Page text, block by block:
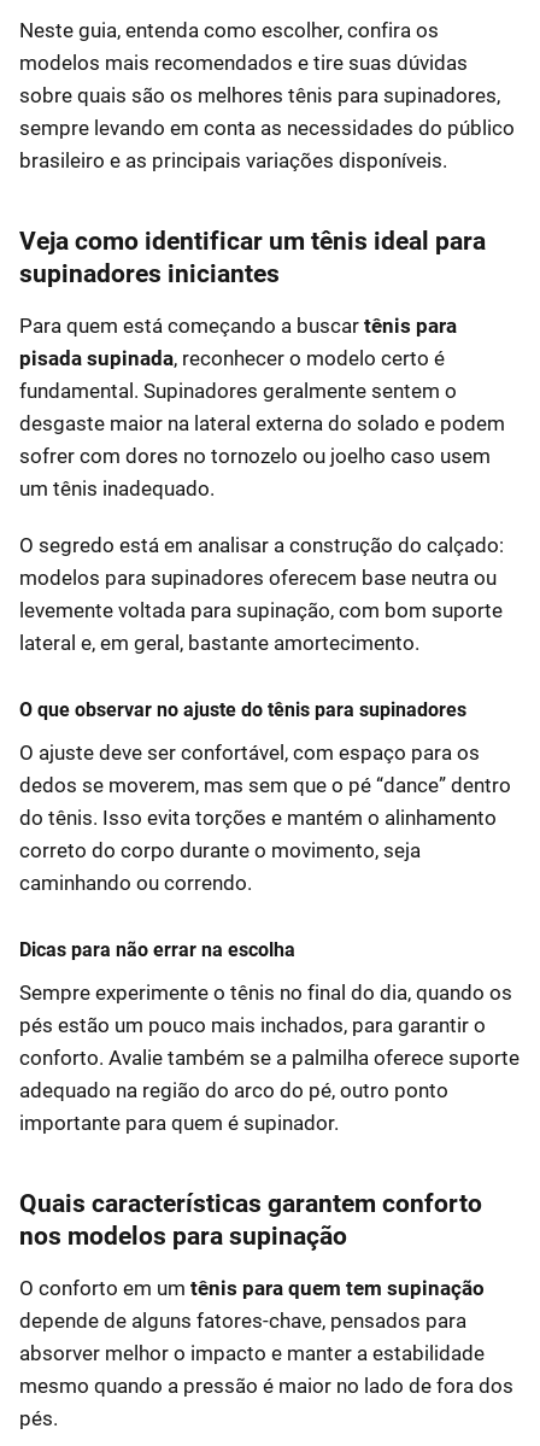
Neste guia, entenda como escolher, confira os
modelos mais recomendados e tire suas dúvidas
sobre quais são os melhores tênis para supinadores,
sempre levando em conta as necessidades do público
brasileiro e as principais variações disponíveis.
Veja como identificar um tênis ideal para
supinadores iniciantes
Para quem está começando a buscar tênis para
pisada supinada, reconhecer o modelo certo é
fundamental. Supinadores geralmente sentem o
desgaste maior na lateral externa do solado e podem
sofrer com dores no tornozelo ou joelho caso usem
um tênis inadequado.
O segredo está em analisar a construção do calçado:
modelos para supinadores oferecem base neutra ou
levemente voltada para supinação, com bom suporte
lateral e, em geral, bastante amortecimento.
O que observar no ajuste do tênis para supinadores
O ajuste deve ser confortável, com espaço para os
dedos se moverem, mas sem que o pé “dance” dentro
do tênis. Isso evita torções e mantém o alinhamento
correto do corpo durante o movimento, seja
caminhando ou correndo.
Dicas para não errar na escolha
Sempre experimente o tênis no final do dia, quando os
pés estão um pouco mais inchados, para garantir o
conforto. Avalie também se a palmilha oferece suporte
adequado na região do arco do pé, outro ponto
importante para quem é supinador.
Quais características garantem conforto
nos modelos para supinação
O conforto em um tênis para quem tem supinação
depende de alguns fatores-chave, pensados para
absorver melhor o impacto e manter a estabilidade
mesmo quando a pressão é maior no lado de fora dos
pés.